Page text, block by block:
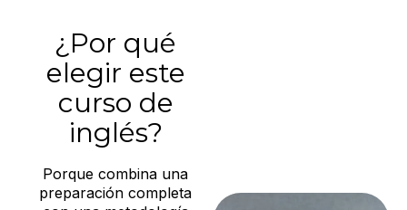
¿Por qué
elegir este
curso de
inglés?
Porque combina una
preparación completa